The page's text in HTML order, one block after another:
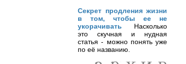
Секрет продления жизни
в том, чтобы ее не
укорачивать Насколько
это скучная и нудная
статья - можно понять уже
по её названию.